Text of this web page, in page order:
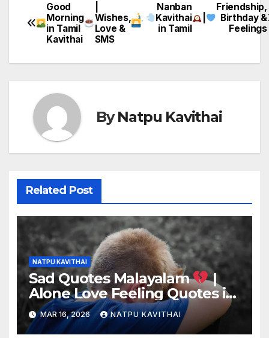
Post
navigation
Nanban
Kavithai
in Tamil
Friendship,
Birthday &
Feelings
Good
Morning
in Tamil
Kavithai
Wishes,
Love &
SMS
ByNatpu Kavithai
Related Post
NATPU KAVITHAI
Sad Quotes Malayalam
|
Alone Love Feeling Quotes in
Malayalam
MAR 16, 2026 NATPU KAVITHAI